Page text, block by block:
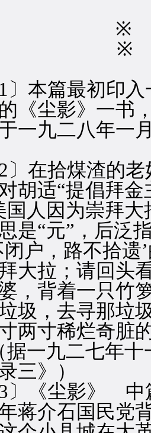
※
篇最初印入
《尘影》一书
一九二八年一
在拾煤渣的老
胡适“提倡拜
国人因为崇拜
是“元”，后泛
闭户，路不拾
大拉；请回头
，背着一只竹
圾，去寻那垃
两寸稀烂奇
据一九二七年
三》）
《尘影》 中篇
蒋介石国民党